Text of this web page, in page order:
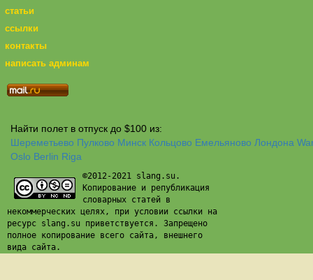
статьи
ссылки
контакты
написать админам
Найти полет в отпуск до $100 из:
Шереметьево Пулково Минск Кольцово Емельяново Лондона
Oslo Berlin Riga
©2012-2021 slang.su.
Копирование и републикация
словарных статей в
некоммерческих целях, при условии ссылки на
ресурс slang.su приветствуется. Запрещено
полное копирование всего сайта, внешнего
вида сайта.